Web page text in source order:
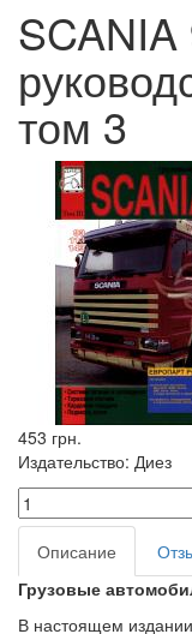
том 3
453 грн.
Издательство: Диез
Описание
Грузовые
В настоящем